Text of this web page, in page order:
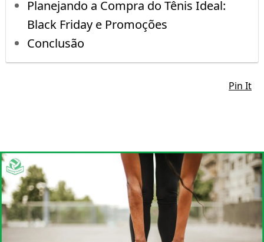
Planejando a Compra do Tênis Ideal:
Black Friday e Promoções
Conclusão
Pin It